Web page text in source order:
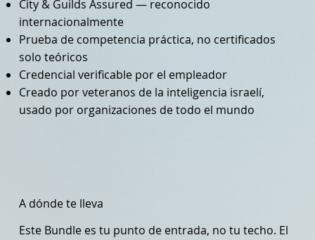
A dónde te lleva
Este Bundle es tu punto de entrada, no tu techo. El
City & Guilds Assured — reconocido
internacionalmente
Prueba de competencia práctica, no certificados
solo teóricos
Credencial verificable por el empleador
Creado por veteranos de la inteligencia israelí,
usado por organizaciones de todo el mundo